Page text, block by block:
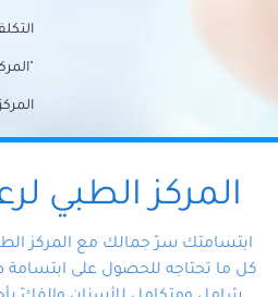
المركز الطبي
ابتسامتك سرّ جمالك مع المركز
كل ما تحتاجه للحصول على ابتسامة